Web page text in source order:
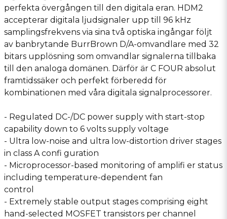
perfekta övergången till den digitala eran. HDM2
accepterar digitala ljudsignaler upp till 96 kHz
samplingsfrekvens via sina två optiska ingångar följt
av banbrytande BurrBrown D/A-omvandlare med 32
bitars upplösning som omvandlar signalerna tillbaka
till den analoga domänen. Därför är C FOUR absolut
framtidssäker och perfekt förberedd för
kombinationen med våra digitala signalprocessorer.
- Regulated DC-/DC power supply with start-stop
capability down to 6 volts supply voltage
- Ultra low-noise and ultra low-distortion driver stages
in class A confi guration
- Microprocessor-based monitoring of amplifi er status
including temperature-dependent fan
control
- Extremely stable output stages comprising eight
hand-selected MOSFET transistors per channel